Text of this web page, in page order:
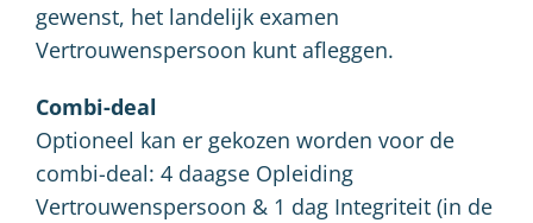
gewenst, het landelijk examen
Vertrouwenspersoon kunt afleggen.
Combi-deal
Optioneel kan er gekozen worden voor de
combi-deal: 4 daagse Opleiding
Vertrouwenspersoon & 1 dag Integriteit (in de